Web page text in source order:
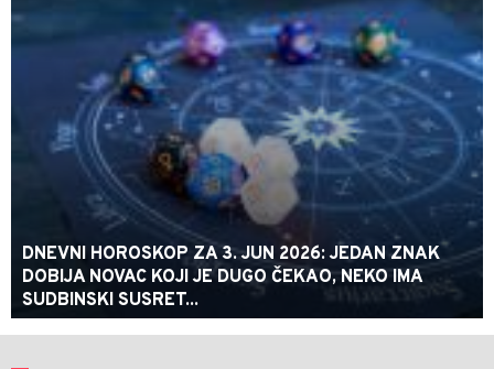
DNEVNI HOROSKOP ZA 3. JUN 2026: JEDAN ZNAK
DOBIJA NOVAC KOJI JE DUGO ČEKAO, NEKO IMA
SUDBINSKI SUSRET...